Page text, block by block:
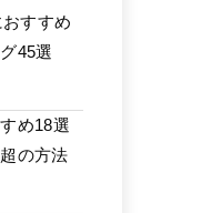
すすめ
45選
め18選
の方法